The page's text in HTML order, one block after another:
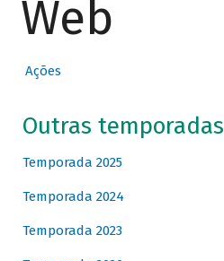
Web
Ações
Outras temporadas
Temporada 2025
Temporada 2024
Temporada 2023